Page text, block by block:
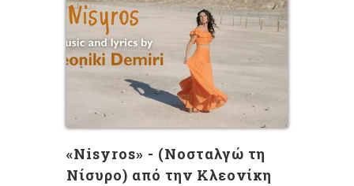
«Νisyros» - (Νοσταλγώ τη
Νίσυρο) από την Κλεονίκη